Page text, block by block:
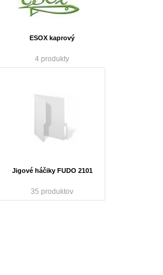
ESOX kaprový
4 produkty
Jigové háčiky FUDO 2101
35 produktov